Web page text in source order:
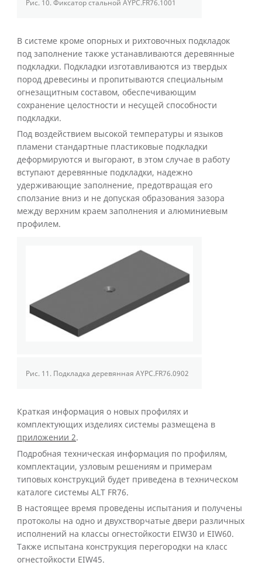
Рис. 10.Фиксатор стальной AYPC.FR76.1001
В системе кроме опорных и рихтовочных подкладок
под заполнение также устанавливаются деревянные
подкладки. Подкладки изготавливаются из твердых
пород древесины и пропитываются специальным
огнезащитным составом, обеспечивающим
сохранение целостности и несущей способности
подкладки.
Под воздействием высокой температуры и языков
пламени стандартные пластиковые подкладки
деформируются и выгорают, в этом случае в работу
вступают деревянные подкладки, надежно
удерживающие заполнение, предотвращая его
сползание вниз и не допуская образования зазора
между верхним краем заполнения и алюминиевым
профилем.
Рис. 11. Подкладка деревянная AYPC.FR76.0902
Краткая информация о новых профилях и
комплектующих изделиях системы размещена в
приложении 2.
Подробная техническая информация по профилям,
комплектации, узловым решениям и примерам
типовых конструкций будет приведена в техническом
каталоге системы ALT FR76.
В настоящее время проведены испытания и получены
протоколы на одно и двухстворчатые двери различных
исполнений на классы огнестойкости EIW30 и EIW60.
Также испытана конструкция перегородки на класс
огнестойкости EIW45.